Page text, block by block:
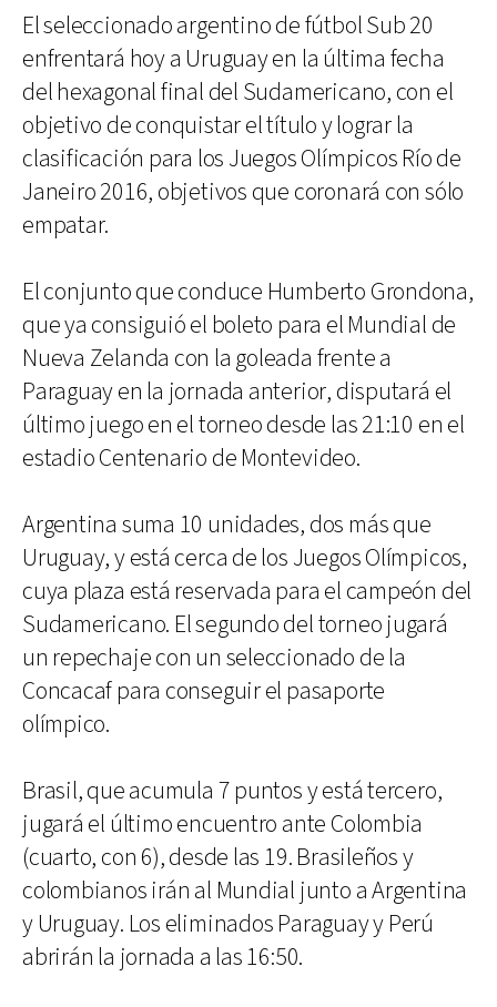
El seleccionado argentino de fútbol Sub 20
enfrentará hoy a Uruguay en la última fecha
del hexagonal final del Sudamericano, con el
objetivo de conquistar el título y lograr la
clasificación para los Juegos Olímpicos Río de
Janeiro 2016, objetivos que coronará con sólo
empatar.
El conjunto que conduce Humberto Grondona,
que ya consiguió el boleto para el Mundial de
Nueva Zelanda con la goleada frente a
Paraguay en la jornada anterior, disputará el
último juego en el torneo desde las 21:10 en el
estadio Centenario de Montevideo.
Argentina suma 10 unidades, dos más que
Uruguay, y está cerca de los Juegos Olímpicos,
cuya plaza está reservada para el campeón del
Sudamericano. El segundo del torneo jugará
un repechaje con un seleccionado de la
Concacaf para conseguir el pasaporte
olímpico.
Brasil, que acumula 7 puntos y está tercero,
jugará el último encuentro ante Colombia
(cuarto, con 6), desde las 19. Brasileños y
colombianos irán al Mundial junto a Argentina
y Uruguay. Los eliminados Paraguay y Perú
abrirán la jornada a las 16:50.